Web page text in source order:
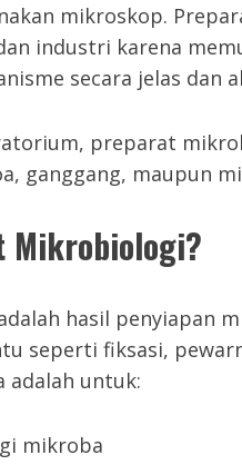
mikroskop.
industri karena
secara jelas dan
preparat
ganggang, maupun
Mikrobiologi?
hasil penyiapan
seperti fiksasi,
adalah untuk:
mikroba